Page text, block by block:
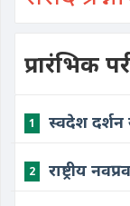
प्रारंभिक
1 स्वदेश दर्शन
2 राष्ट्रीय